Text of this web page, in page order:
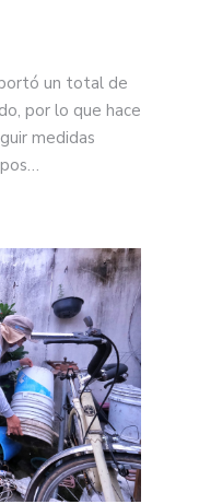
un total de
por lo que hace
medidas